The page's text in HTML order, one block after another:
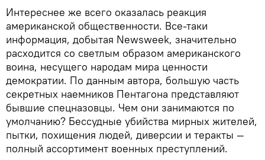
Интереснее же всего оказалась реакция
американской общественности. Все-таки
информация, добытая Newsweek, значительно
расходится со светлым образом американского
воина, несущего народам мира ценности
демократии. По данным автора, большую часть
секретных наемников Пентагона представляют
бывшие спецназовцы. Чем они занимаются по
умолчанию? Бессудные убийства мирных жителей,
пытки, похищения людей, диверсии и теракты —
полный ассортимент военных преступлений.